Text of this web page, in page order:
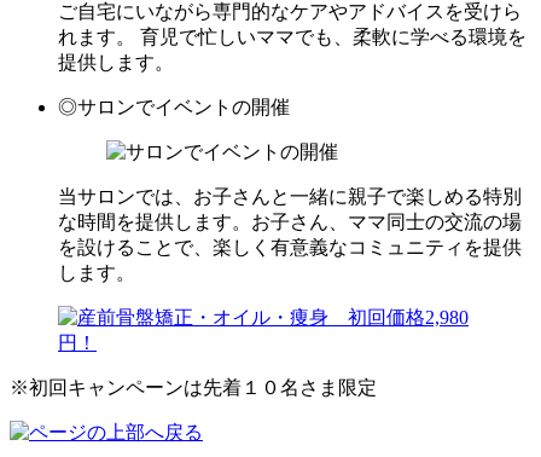
ご自宅にいながら専門的なケアやアドバイスを受けら
れます。 育児で忙しいママでも、柔軟に学べる環境を
提供します。
◎サロンでイベントの開催
当サロンでは、お子さんと一緒に親子で楽しめる特別
な時間を提供します。お子さん、ママ同士の交流の場
を設けることで、楽しく有意義なコミュニティを提供
します。
※初回キャンペーンは先着１０名さま限定